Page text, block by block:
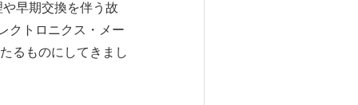
早期交換を伴う故
クトロニクス・メー
るものにしてきまし